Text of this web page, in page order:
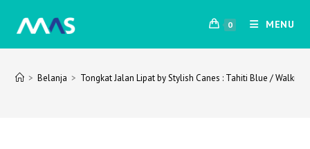
0 MENU
> Belanja > Tongkat Jalan Lipat by Stylish Canes : Tahiti Blue / Walking